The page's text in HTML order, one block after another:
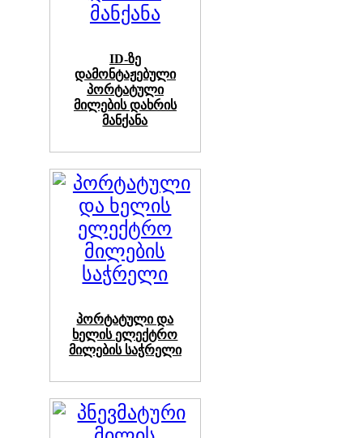
ID-ზე
დამონტაჟებული
პორტატული
მილების დახრის
მანქანა
პორტატული და
ხელის ელექტრო
მილების საჭრელი